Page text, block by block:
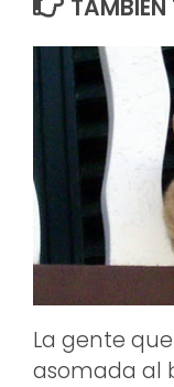
TAMBIÉN
La gente
asomada al